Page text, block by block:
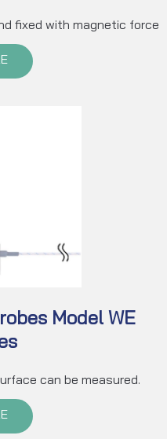
fixed with magnetic force
Model WE
can be measured.